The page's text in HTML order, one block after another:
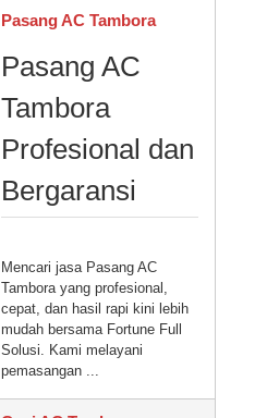
Pasang AC Tambora
Pasang AC
Tambora
Profesional dan
Bergaransi
Mencari jasa Pasang AC
Tambora yang profesional,
cepat, dan hasil rapi kini lebih
mudah bersama Fortune Full
Solusi. Kami melayani
pemasangan ...